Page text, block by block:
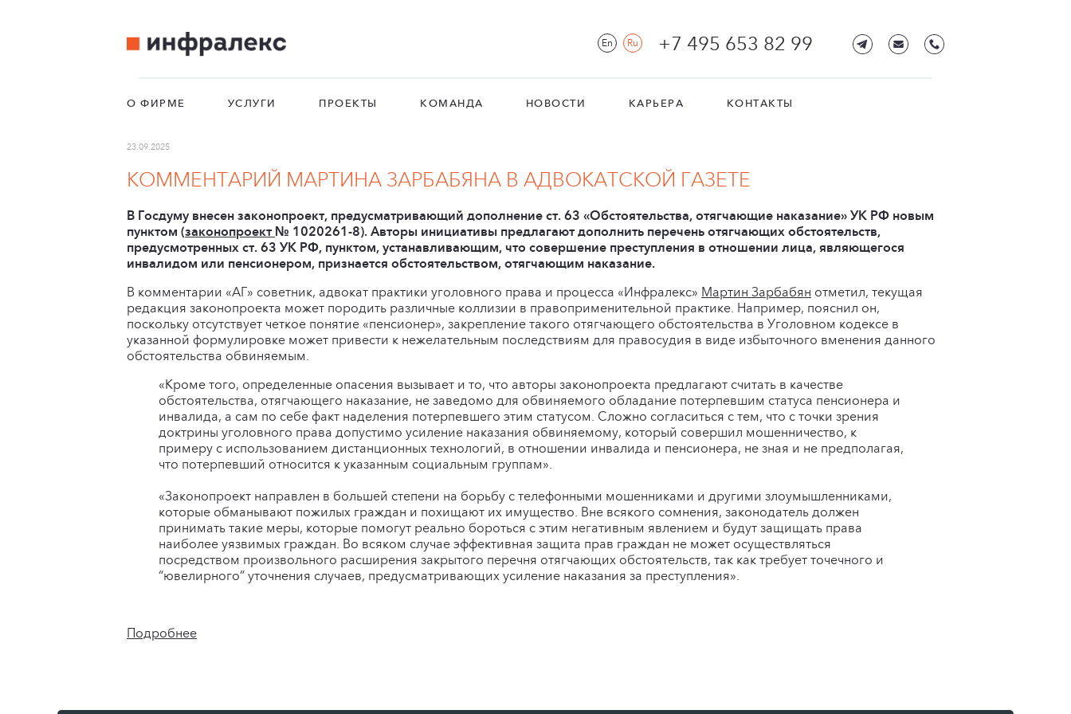
En Ru +7 495 653 82 99
О ФИРМЕ УСЛУГИ ПРОЕКТЫ КОМАНДА НОВОСТИ КАРЬЕРА КОНТАКТЫ
23.09.2025
КОММЕНТАРИЙ МАРТИНА ЗАРБАБЯНА В АДВОКАТСКОЙ ГАЗЕТЕ
В Госдуму внесен законопроект, предусматривающий дополнение ст. 63 «Обстоятельства, отягчающие наказание» УК РФ новым
пунктом (законопроект № 1020261-8). Авторы инициативы предлагают дополнить перечень отягчающих обстоятельств,
предусмотренных ст. 63 УК РФ, пунктом, устанавливающим, что совершение преступления в отношении лица, являющегося
инвалидом или пенсионером, признается обстоятельством, отягчающим наказание.
В комментарии «АГ» советник, адвокат практики уголовного права и процесса «Инфралекс» Мартин Зарбабян отметил, текущая
редакция законопроекта может породить различные коллизии в правоприменительной практике. Например, пояснил он,
поскольку отсутствует четкое понятие «пенсионер», закрепление такого отягчающего обстоятельства в Уголовном кодексе в
указанной формулировке может привести к нежелательным последствиям для правосудия в виде избыточного вменения данного
обстоятельства обвиняемым.
«Кроме того, определенные опасения вызывает и то, что авторы законопроекта предлагают считать в качестве
обстоятельства, отягчающего наказание, не заведомо для обвиняемого обладание потерпевшим статуса пенсионера и
инвалида, а сам по себе факт наделения потерпевшего этим статусом. Сложно согласиться с тем, что с точки зрения
доктрины уголовного права допустимо усиление наказания обвиняемому, который совершил мошенничество, к
примеру с использованием дистанционных технологий, в отношении инвалида и пенсионера, не зная и не предполагая,
что потерпевший относится к указанным социальным группам».
«Законопроект направлен в большей степени на борьбу с телефонными мошенниками и другими злоумышленниками,
которые обманывают пожилых граждан и похищают их имущество. Вне всякого сомнения, законодатель должен
принимать такие меры, которые помогут реально бороться с этим негативным явлением и будут защищать права
наиболее уязвимых граждан. Во всяком случае эффективная защита прав граждан не может осуществляться
посредством произвольного расширения закрытого перечня отягчающих обстоятельств, так как требует точечного и
“ювелирного” уточнения случаев, предусматривающих усиление наказания за преступления».
Подробнее